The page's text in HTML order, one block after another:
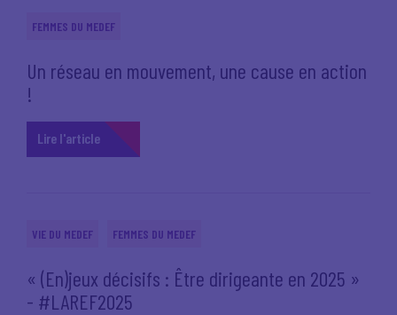
FEMMES DU MEDEF
Un réseau en mouvement, une cause en action
!
Lire l'article
VIE DU MEDEF FEMMES DU MEDEF
« (En)jeux décisifs : Être dirigeante en 2025 »
- #LAREF2025